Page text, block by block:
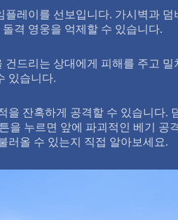
레이를 선보입니다. 가시벽과
격 영웅을 억제할 수 있습니다.
드리는 상대에게 피해를 주고
있습니다.
잔혹하게 공격할 수 있습니다.
누르면 앞에 파괴적인 베기
러올 수 있는지 직접 알아보세요.